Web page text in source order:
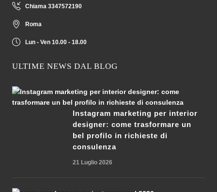
Chiama 3347572190
Roma
Lun - Ven 10.00 - 18.00
ULTIME NEWS DAL BLOG
Instagram marketing per interior
designer: come trasformare un
bel profilo in richieste di
consulenza
21 Luglio 2026